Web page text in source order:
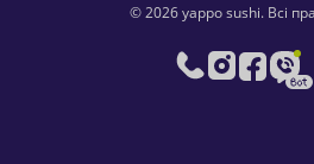
© 2026 yappo sushi. Всі